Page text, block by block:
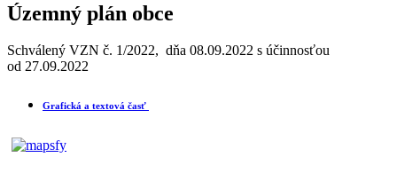
Územný plán obce
Schválený VZN č. 1/2022, dňa 08.09.2022 s účinnosťou
od 27.09.2022
Grafická a textová časť